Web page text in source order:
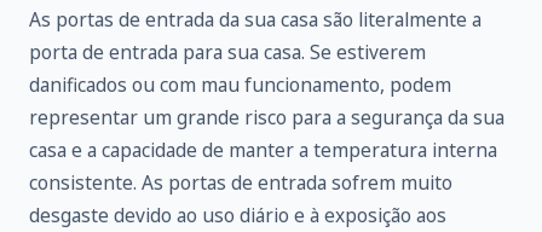
As portas de entrada da sua casa são literalmente a
porta de entrada para sua casa. Se estiverem
danificados ou com mau funcionamento, podem
representar um grande risco para a segurança da sua
casa e a capacidade de manter a temperatura interna
consistente. As portas de entrada sofrem muito
desgaste devido ao uso diário e à exposição aos